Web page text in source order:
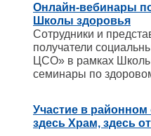
Онлайн-вебинары
Школы здоровья
Сотрудники и
получатели
ЦСО» в рамках
семинары по
Участие в
здесь Храм, здесь